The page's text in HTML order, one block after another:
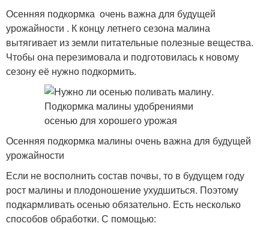
Осенняя подкормка очень важна для будущей
урожайности . К концу летнего сезона малина
вытягивает из земли питательные полезные вещества.
Чтобы она перезимовала и подготовилась к новому
сезону её нужно подкормить.
Осенняя подкормка малины очень важна для будущей
урожайности
Если не восполнить состав почвы, то в будущем году
рост малины и плодоношение ухудшиться. Поэтому
подкармливать осенью обязательно. Есть несколько
способов обработки. С помощью: